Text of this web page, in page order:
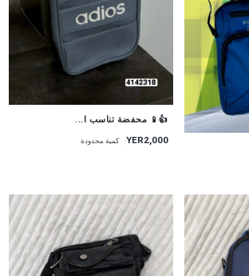
👍📱 محفضة تناسب ا...
YER2,000 كمية محدودة